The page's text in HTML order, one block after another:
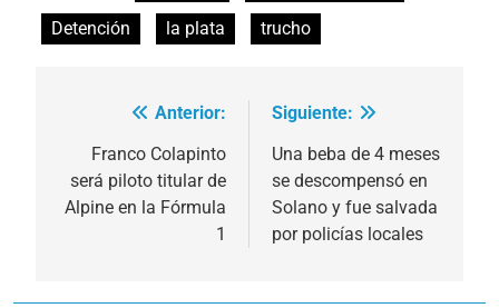
Detención
la plata trucho
Navegación
entradas
Anterior:
Franco Colapinto
será piloto titular de
Alpine en la Fórmula
1
Siguiente:
Una beba de 4 meses
se descompensó en
Solano y fue salvada
por policías locales